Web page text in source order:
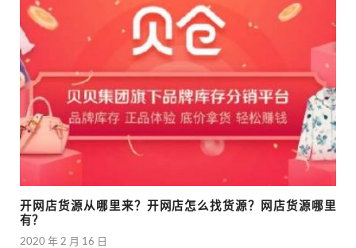
开网店货源从哪里来？开网店怎么找货源？网店货源哪里
有？
2020 年 2 月 16 日